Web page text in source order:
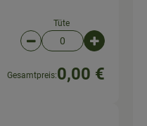
Tüte
Artikelanzahl
Gesamtpreis:0,00 €